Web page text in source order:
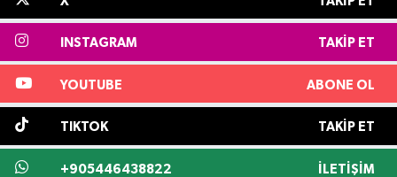
INSTAGRAM TAKIP ET
YOUTUBE ABONE OL
TIKTOK TAKIP ET
+905446438822 İLETIŞIM